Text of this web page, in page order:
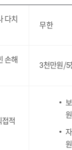
다치
무한
손해
3천만원/5
적
원